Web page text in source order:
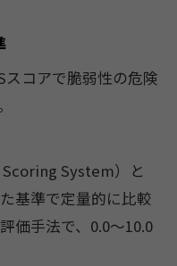
スコアで脆弱性の危険
System）と
基準で定量的に比較
価手法で、0.0〜10.0